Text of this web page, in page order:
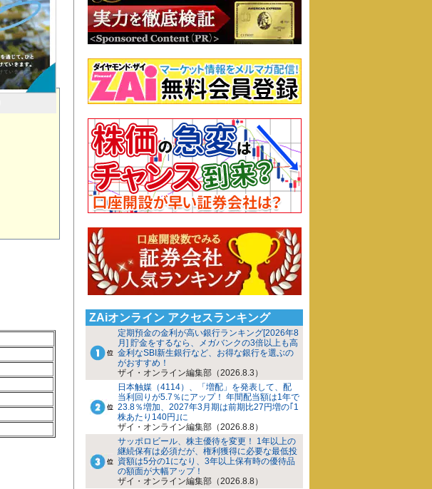
ZAiオンライン アクセスランキング
定期預金の金利が高い銀行ランキング[2026年8
月] 貯金をするなら、メガバンクの3倍以上も高
金利なSBI新生銀行など、お得な銀行を選ぶの
がおすすめ！
ザイ・オンライン編集部（2026.8.3）
日本触媒（4114）、「増配」を発表して、配
当利回りが5.7％にアップ！ 年間配当額は1年で
23.8％増加、2027年3月期は前期比27円増の｢1
株あたり140円｣に
ザイ・オンライン編集部（2026.8.8）
サッポロビール、株主優待を変更！ 1年以上の
継続保有は必須だが、権利獲得に必要な最低投
資額は5分の1になり、3年以上保有時の優待品
の額面が大幅アップ！
ザイ・オンライン編集部（2026.8.8）